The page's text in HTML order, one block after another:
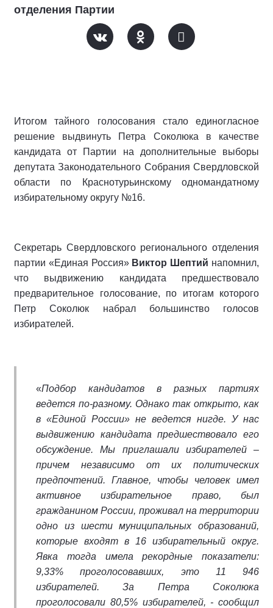
отделения Партии
Итогом тайного голосования стало единогласное
решение выдвинуть Петра Соколюка в качестве
кандидата от Партии на дополнительные выборы
депутата Законодательного Собрания Свердловской
области по Краснотурьинскому одномандатному
избирательному округу №16.
Секретарь Свердловского регионального отделения
партии «Единая Россия» Виктор Шептий напомнил,
что выдвижению кандидата предшествовало
предварительное голосование, по итогам которого
Петр Соколюк набрал большинство голосов
избирателей.
«Подбор кандидатов в разных партиях
ведется по-разному. Однако так открыто, как
в «Единой России» не ведется нигде. У нас
выдвижению кандидата предшествовало его
обсуждение. Мы приглашали избирателей –
причем независимо от их политических
предпочтений. Главное, чтобы человек имел
активное избирательное право, был
гражданином России, проживал на территории
одно из шести муниципальных образований,
которые входят в 16 избирательный округ.
Явка тогда имела рекордные показатели:
9,33% проголосовавших, это 11 946
избирателей. За Петра Соколюка
проголосовали 80,5% избирателей, - сообщил